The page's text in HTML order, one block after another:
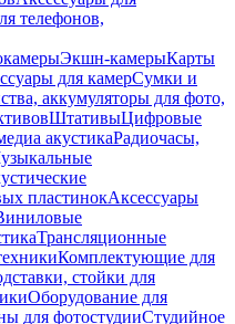
телефонов,
Экшн-камерыКарты
для камерСумки и
аккумуляторы для фото,
ШтативыЦифровые
акустикаРадиочасы,
пластинокАксессуары
Трансляционные
Комплектующие для
стойки для
Оборудование для
для фотостудииСтудийное